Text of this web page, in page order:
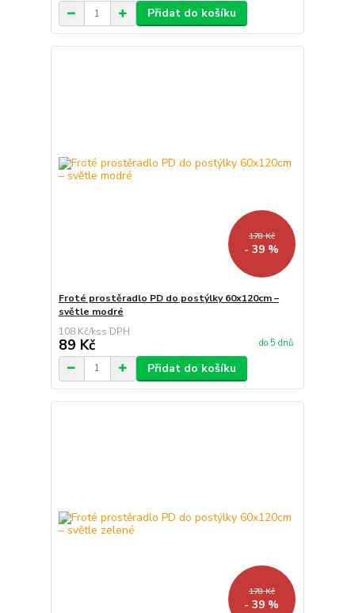
Přidat do košíku
178 Kč
- 39 %
Froté prostěradlo PD do postýlky 60x120cm –
světle modré
108 Kč/ks
89 Kč do 5 dnů
Přidat do košíku
178 Kč
- 39 %